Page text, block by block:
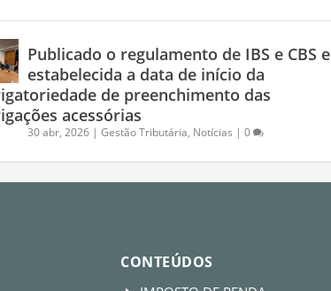
Publicado o regulamento de IBS e CBS e
estabelecida a data de início da
de preenchimento das
acessórias
30 abr, 2026| Gestão Tributária, Notícias | 0
CONTEÚDOS